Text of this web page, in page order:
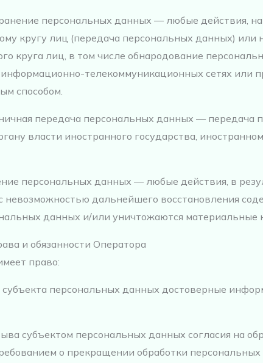
персональных данных — любые действия,
кругу лиц (передача персональных данных)
круга лиц, в том числе обнародование
телекоммуникационных сетях или
способом.
передача персональных данных — передача
власти иностранного государства,
персональных данных — любые действия, в
невозможностью дальнейшего восстановления
данных и/или уничтожаются материальные
и обязанности Оператора
право:
персональных данных достоверные
субъектом персональных данных согласия на
о прекращении обработки